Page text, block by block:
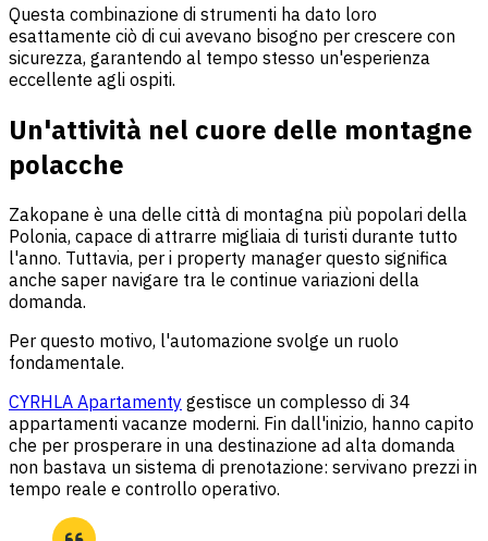
Questa combinazione di strumenti ha dato loro
esattamente ciò di cui avevano bisogno per crescere con
sicurezza, garantendo al tempo stesso un'esperienza
eccellente agli ospiti.
Un'attività nel cuore delle montagne
polacche
Zakopane è una delle città di montagna più popolari della
Polonia, capace di attrarre migliaia di turisti durante tutto
l'anno. Tuttavia, per i property manager questo significa
anche saper navigare tra le continue variazioni della
domanda.
Per questo motivo, l'automazione svolge un ruolo
fondamentale.
CYRHLA Apartamenty gestisce un complesso di 34
appartamenti vacanze moderni. Fin dall'inizio, hanno capito
che per prosperare in una destinazione ad alta domanda
non bastava un sistema di prenotazione: servivano prezzi in
tempo reale e controllo operativo.